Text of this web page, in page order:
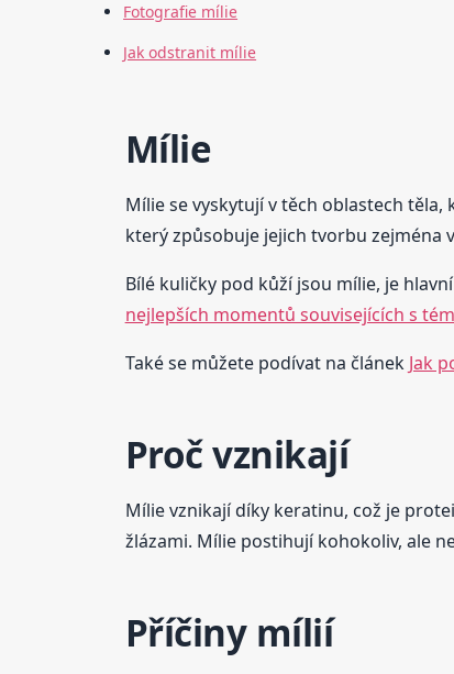
Fotografie mílie
Jak odstranit mílie
Mílie
Mílie se vyskytují v těch oblastech
který způsobuje jejich tvorbu zejména
Bílé kuličky pod kůží jsou mílie, je
nejlepších momentů souvisejících s
Také se můžete podívat na článek Jak
Proč vznikají
Mílie vznikají díky keratinu, což je
žlázami. Mílie postihují kohokoliv, ale
Příčiny mílií